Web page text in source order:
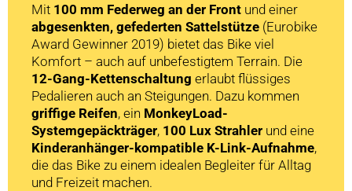
Mit 100 mm Federweg an der Front und einer
abgesenkten, gefederten Sattelstütze (Eurobike
Award Gewinner 2019) bietet das Bike viel
Komfort – auch auf unbefestigtem Terrain. Die
12-Gang-Kettenschaltung erlaubt flüssiges
Pedalieren auch an Steigungen. Dazu kommen
griffige Reifen, ein MonkeyLoad-
Systemgepäckträger, 100 Lux Strahler und eine
Kinderanhänger-kompatible K-Link-Aufnahme,
die das Bike zu einem idealen Begleiter für Alltag
und Freizeit machen.